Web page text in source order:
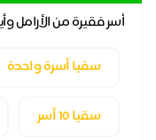
أسر فقيرة من الأرامل
سقيا أسرة واحدة
سقيا 10 أسر